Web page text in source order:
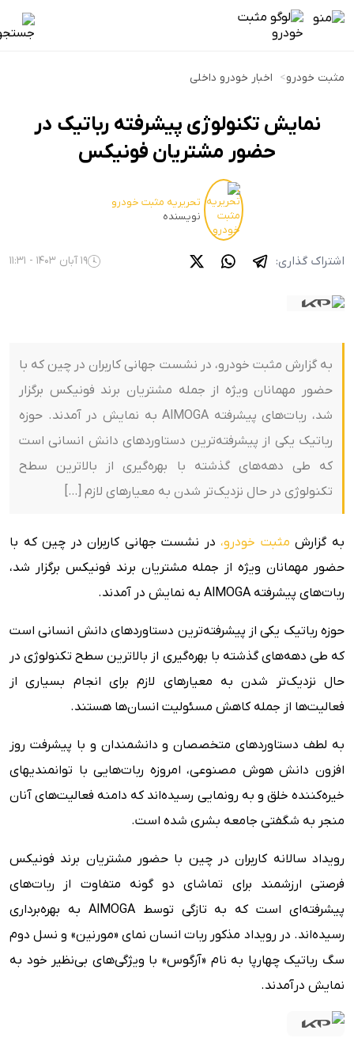
مثبت خودرو> اخبار خودرو داخلی
نمایش تکنولوژی پیشرفته رباتیک در
حضور مشتریان فونیکس
تحریریه مثبت خودرو
نویسنده
اشتراک گذاری: 19 آبان 1403 - 11:31
به گزارش مثبت خودرو، در نشست جهانی کاربران در چین که با
حضور مهمانان ویژه از جمله مشتریان برند فونیکس برگزار
شد، ربات‌های پیشرفته AlMOGA به نمایش در آمدند. حوزه
رباتیک یکی از پیشرفته‌ترین دستاوردهای دانش انسانی است
که طی دهه‌های گذشته با بهره‌گیری از بالاترین سطح
تکنولوژی در حال نزدیک‌تر شدن به معیارهای لازم […]
به گزارشمثبت خودرو،در نشست جهانی کاربران در چین که با
حضور مهمانان ویژه از جمله مشتریان برند فونیکس برگزار شد،
ربات‌های پیشرفته AlMOGA به نمایش در آمدند.
حوزه رباتیک یکی از پیشرفته‌ترین دستاوردهای دانش انسانی است
که طی دهه‌های گذشته با بهره‌گیری از بالاترین سطح تکنولوژی در
حال نزدیک‌تر شدن به معیارهای لازم برای انجام بسیاری از
فعالیت‌‌ها از جمله کاهش مسئولیت‌ انسان‌ها هستند.
به لطف دستاوردهای متخصصان و دانشمندان و با پیشرفت روز
افزون دانش هوش مصنوعی، امروزه ربات‌هایی با توانمندیهای
خیره‌کننده خلق و به رونمایی رسیده‌اند که دامنه فعالیت‌های آنان
منجر به شگفتی جامعه بشری شده است.
رویداد سالانه کاربران در چین با حضور مشتریان برند فونیکس
فرصتی ارزشمند برای تماشای دو گونه متفاوت از ربات‌های
پیشرفته‌ای است که به تازگی توسط AlMOGA به بهره‌برداری
رسیده‌اند. در رویداد مذکور ربات انسان نمای «مورنین» و نسل دوم
سگ رباتیک چهارپا به نام «آرگوس» با ویژگی‌های بی‌نظیر خود به
نمایش درآمدند.